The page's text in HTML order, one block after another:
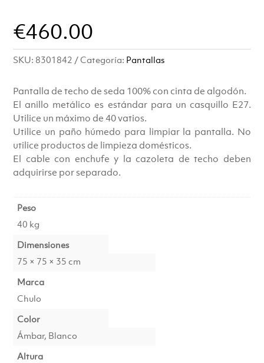
€460.00
SKU: 8301842 Categoría: Pantallas
Pantalla de techo de seda 100% con cinta de algodón.
El anillo metálico es estándar para un casquillo E27.
Utilice un máximo de 40 vatios.
Utilice un paño húmedo para limpiar la pantalla. No
utilice productos de limpieza domésticos.
El cable con enchufe y la cazoleta de techo deben
adquirirse por separado.
Peso
40 kg
Dimensiones
75 × 75 × 35 cm
Marca
Chulo
Color
Ámbar, Blanco
Altura